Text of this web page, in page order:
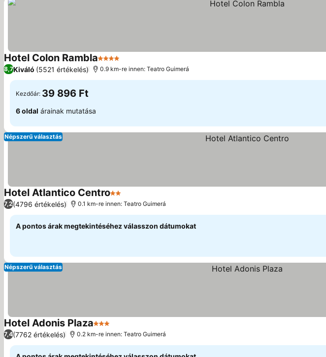
Hotel Colon Rambla4 Kategória
8,7Kiváló (5521 értékelés) 0.9 km-re innen: Teatro Guimerá
Kezdőár: 39 896 Ft
6 oldal árainak mutatása
Népszerű választás
Hotel Atlantico Centro2 Kategória
7,2(4796 értékelés) 0.1 km-re innen: Teatro Guimerá
A pontos árak megtekintéséhez válasszon dátumokat
Népszerű választás
Hotel Adonis Plaza3 Kategória
7,4(7762 értékelés) 0.2 km-re innen: Teatro Guimerá